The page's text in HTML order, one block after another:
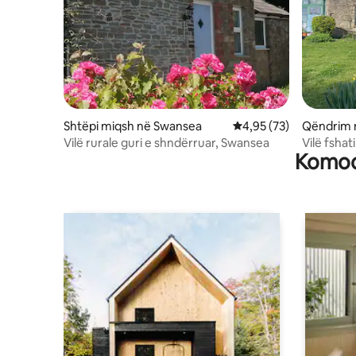
Shtëpi miqsh në Swansea Vlerësimi mesatar
4,95 (73)
Vilë rurale guri e shndërruar, Swansea
Qëndrim
tardawe
Vilë
në fermë